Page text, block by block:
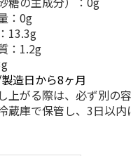
：0g
13.3g
：1.2g
造日から8ヶ月
がる際は、必ず別の
庫で保管し、3日以内